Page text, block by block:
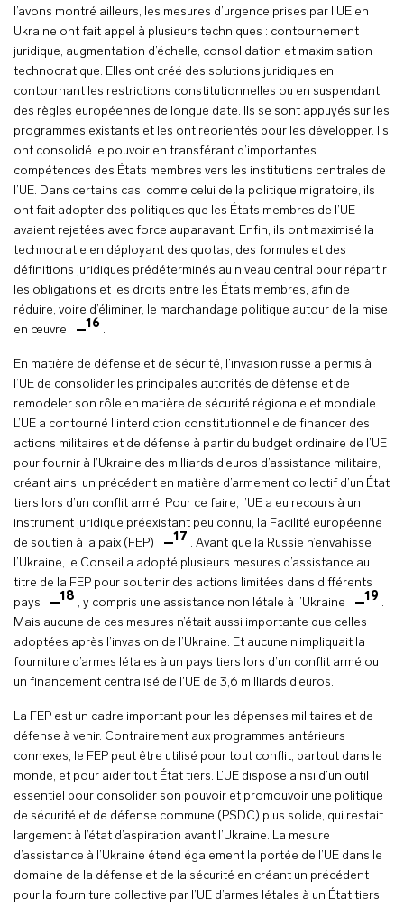
l’avons montré ailleurs, les mesures d’urgence prises par l’UE en
Ukraine ont fait appel à plusieurs techniques : contournement
juridique, augmentation d’échelle, consolidation et maximisation
technocratique. Elles ont créé des solutions juridiques en
contournant les restrictions constitutionnelles ou en suspendant
des règles européennes de longue date. Ils se sont appuyés sur les
programmes existants et les ont réorientés pour les développer. Ils
ont consolidé le pouvoir en transférant d’importantes
compétences des États membres vers les institutions centrales de
l’UE. Dans certains cas, comme celui de la politique migratoire, ils
ont fait adopter des politiques que les États membres de l’UE
avaient rejetées avec force auparavant. Enfin, ils ont maximisé la
technocratie en déployant des quotas, des formules et des
définitions juridiques prédéterminés au niveau central pour répartir
les obligations et les droits entre les États membres, afin de
réduire, voire d’éliminer, le marchandage politique autour de la mise
en œuvre
16 .
En matière de défense et de sécurité, l’invasion russe a permis à
l’UE de consolider les principales autorités de défense et de
remodeler son rôle en matière de sécurité régionale et mondiale.
L’UE a contourné l’interdiction constitutionnelle de financer des
actions militaires et de défense à partir du budget ordinaire de l’UE
pour fournir à l’Ukraine des milliards d’euros d’assistance militaire,
créant ainsi un précédent en matière d’armement collectif d’un État
tiers lors d’un conflit armé. Pour ce faire, l’UE a eu recours à un
instrument juridique préexistant peu connu, la Facilité européenne
de soutien à la paix (FEP)
17 . Avant que la Russie n’envahisse
l’Ukraine, le Conseil a adopté plusieurs mesures d’assistance au
titre de la FEP pour soutenir des actions limitées dans différents
pays
18 , y compris une assistance non létale à l’Ukraine 19 .
Mais aucune de ces mesures n’était aussi importante que celles
adoptées après l’invasion de l’Ukraine. Et aucune n’impliquait la
fourniture d’armes létales à un pays tiers lors d’un conflit armé ou
un financement centralisé de l’UE de 3,6 milliards d’euros.
La FEP est un cadre important pour les dépenses militaires et de
défense à venir. Contrairement aux programmes antérieurs
connexes, le FEP peut être utilisé pour tout conflit, partout dans le
monde, et pour aider tout État tiers. L’UE dispose ainsi d’un outil
essentiel pour consolider son pouvoir et promouvoir une politique
de sécurité et de défense commune (PSDC) plus solide, qui restait
largement à l’état d’aspiration avant l’Ukraine. La mesure
d’assistance à l’Ukraine étend également la portée de l’UE dans le
domaine de la défense et de la sécurité en créant un précédent
pour la fourniture collective par l’UE d’armes létales à un État tiers